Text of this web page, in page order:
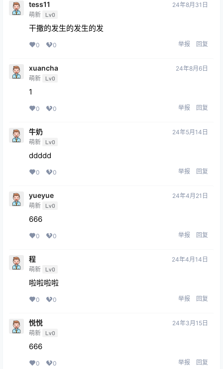
tess11
萌新 Lv0
24年8月31日
干撒的发生的发生的发
0 0 举报 回复
xuancha
萌新 Lv0
24年8月6日
1
0 0 举报 回复
牛奶
萌新 Lv0
24年5月14日
ddddd
0 0 举报 回复
yueyue
萌新 Lv0
24年4月21日
666
0 0 举报 回复
程
萌新 Lv0
24年4月14日
啦啦啦啦
0 0 举报 回复
悦悦
萌新 Lv0
24年3月15日
666
0 0 举报 回复